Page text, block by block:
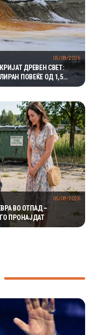
ДРЕВЕН СВЕТ:
ПОВЕЌЕ ОД 1,5
05/08/2026
ВО ОТПАД –
ПРОНАЈДАТ
05/08/2026